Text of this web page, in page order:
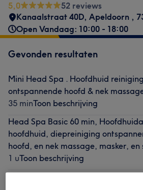
5,0
52 reviews
Kanaalstraat 40D, Apeldoorn ,
Open Vandaag: 10:00 - 18:00
Gevonden resultaten
Mini Head Spa . Hoofdhuid
ontspannende hoofd & nek
35 minToon beschrijving
Head Spa Basic 60 min,
hoofdhuid, diepreiniging
hoofd, en nek massage, masker, en
1 uToon beschrijving